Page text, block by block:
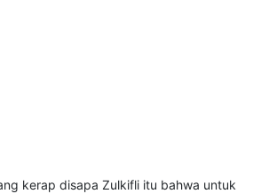
kerap disapa Zulkifli itu bahwa untuk